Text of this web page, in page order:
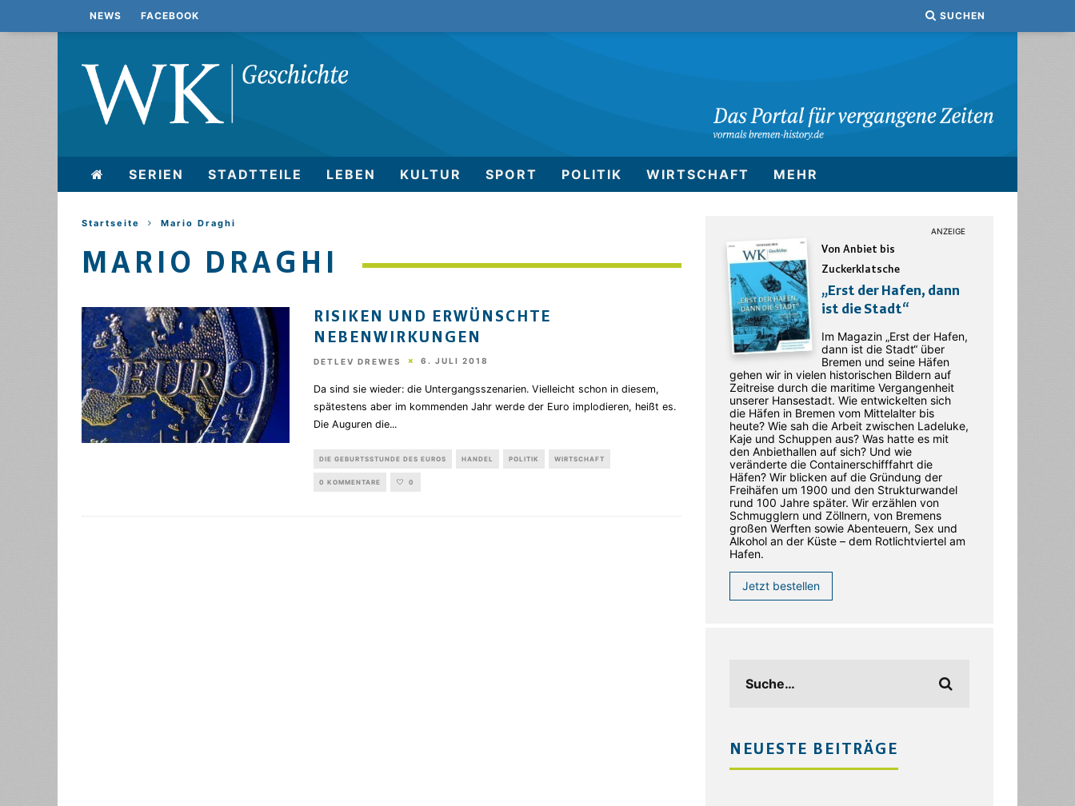
NEWS FACEBOOK SUCHEN
SERIEN STADTTEILE LEBEN KULTUR SPORT POLITIK WIRTSCHAFT MEHR
Startseite Mario Draghi
MARIO DRAGHI
RISIKEN UND ERWÜNSCHTE
NEBENWIRKUNGEN
DETLEV DREWES 6. JULI 2018
Da sind sie wieder: die Untergangsszenarien. Vielleicht schon in diesem,
spätestens aber im kommenden Jahr werde der Euro implodieren, heißt es.
Die Auguren die...
DIE GEBURTSSTUNDE DES EUROS HANDEL POLITIK WIRTSCHAFT
0 KOMMENTARE 0
Von Anbiet bis
Zuckerklatsche
„Erst der Hafen, dann
ist die Stadt“
Im Magazin „Erst der Hafen,
dann ist die Stadt“ über
Bremen und seine Häfen
gehen wir in vielen historischen Bildern auf
Zeitreise durch die maritime Vergangenheit
unserer Hansestadt. Wie entwickelten sich
die Häfen in Bremen vom Mittelalter bis
heute? Wie sah die Arbeit zwischen Ladeluke,
Kaje und Schuppen aus? Was hatte es mit
den Anbiethallen auf sich? Und wie
veränderte die Containerschifffahrt die
Häfen? Wir blicken auf die Gründung der
Freihäfen um 1900 und den Strukturwandel
rund 100 Jahre später. Wir erzählen von
Schmugglern und Zöllnern, von Bremens
großen Werften sowie Abenteuern, Sex und
Alkohol an der Küste – dem Rotlichtviertel am
Hafen.
Jetzt bestellen
NEUESTE BEITRÄGE